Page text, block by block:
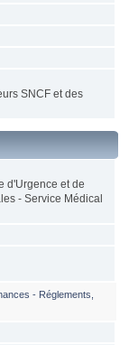
SNCF et des
d'Urgence et de
- Service Médical
- Réglements,